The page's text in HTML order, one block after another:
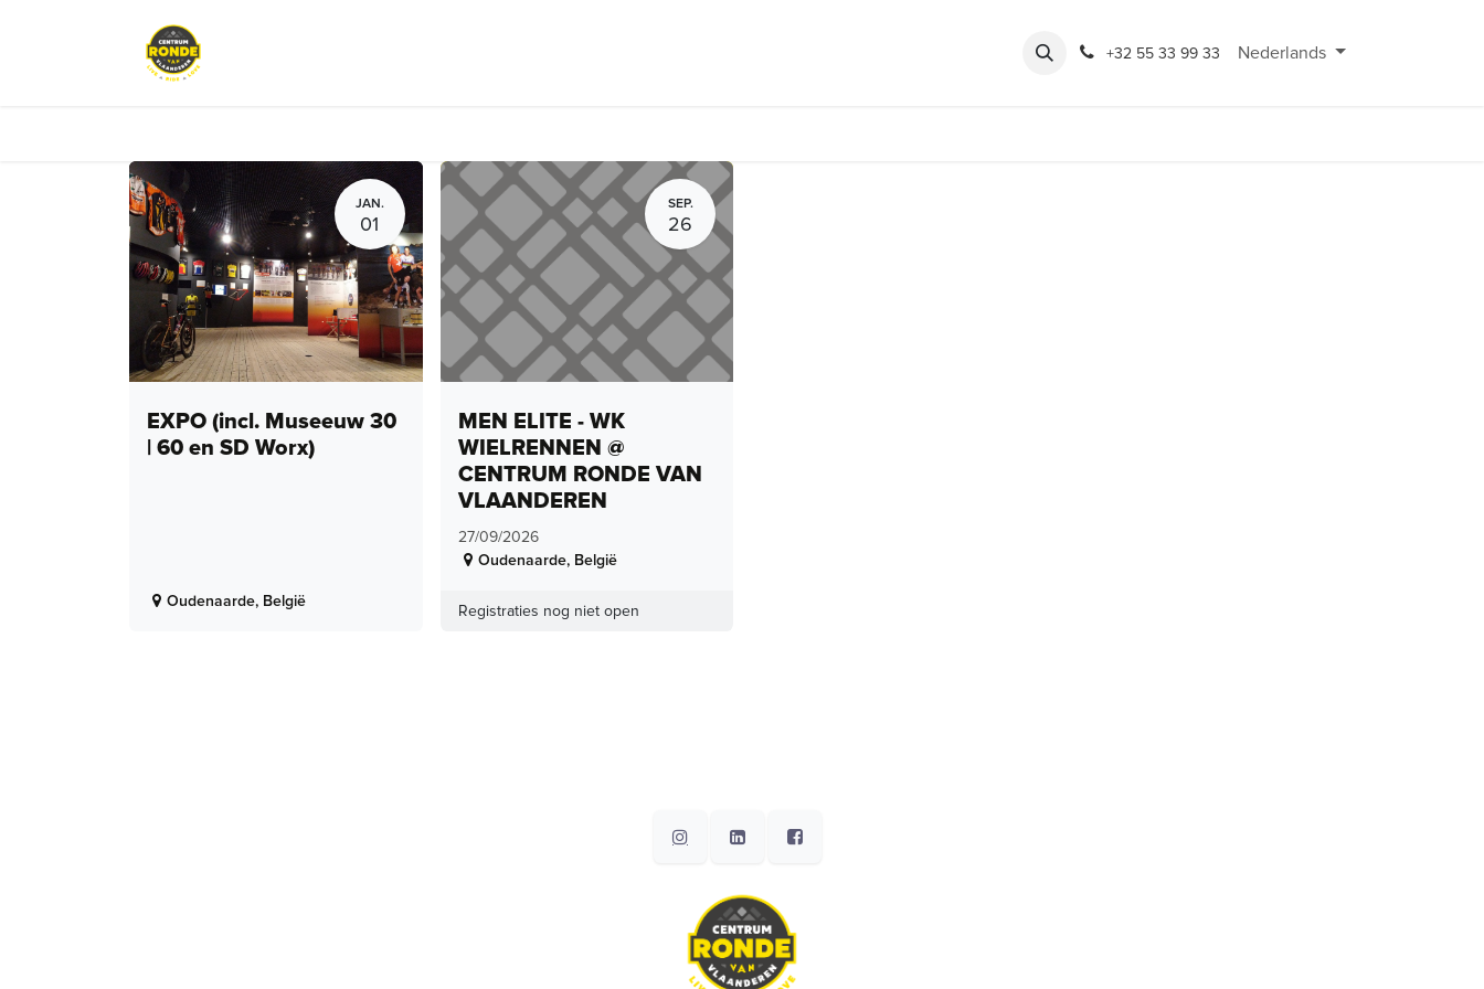
Rondeshop Contact en openingsuren
+32 55 33 99 33 Nederlands
JAN.
01
EXPO (incl. Museeuw 30
| 60 en SD Worx)
Oudenaarde, België
SEP.
26
MEN ELITE - WK
WIELRENNEN @
CENTRUM RONDE VAN
VLAANDEREN
27/09/2026
Oudenaarde, België
Registraties nog niet open